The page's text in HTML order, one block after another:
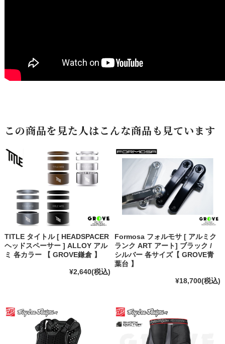
この商品を見た人はこんな商品も見ています
TITLE タイトル [ HEADSPACER
ヘッドスペーサー ] ALLOY アル
ミ 各カラー 【 GROVE鎌倉 】
¥2,640(税込)
Formosa フォルモサ [ アルミク
ランク ART アート] ブラック /
シルバー 各サイズ【 GROVE青
葉台 】
¥18,700(税込)